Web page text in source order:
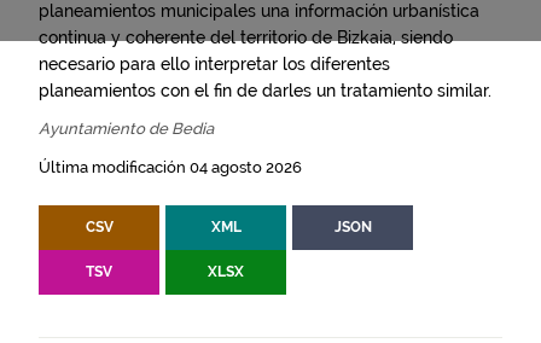
planeamientos municipales una información urbanística
continua y coherente del territorio de Bizkaia, siendo
necesario para ello interpretar los diferentes
planeamientos con el fin de darles un tratamiento similar.
Ayuntamiento de Bedia
Última modificación 04 agosto 2026
CSV XML JSON
TSV XLSX